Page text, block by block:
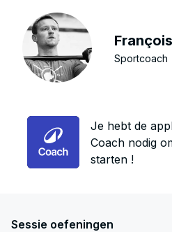
Sportcoach
Je hebt de
Coach nodig
starten !
Sessie oefeningen